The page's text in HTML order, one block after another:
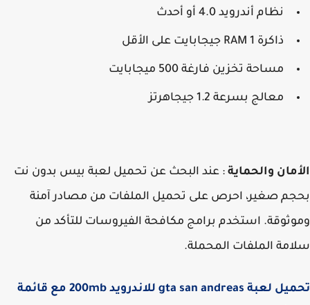
نظام أندرويد 4.0 أو أحدث
ذاكرة RAM 1 جيجابايت على الأقل
مساحة تخزين فارغة 500 ميجابايت
معالج بسرعة 1.2 جيجاهرتز
والحماية: عند البحث عن تحميل لعبة بيس بدون نت
صغير، احرص على تحميل الملفات من مصادر آمنة
استخدم برامج مكافحة الفيروسات للتأكد من
الملفات المحملة.
تحميل لعبة gta san andreas للاندرويد 200mb مع قائمة